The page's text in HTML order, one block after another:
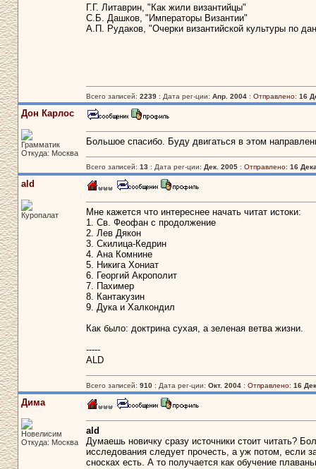
Г.Г. Литаврин, "Как жили византийцы"
С.Б. Дашков, "Императоры Византии"
А.П. Рудаков, "Очерки византийской культуры по
Всего записей: 2239: Дата рег-ции: Апр. 2004: Отправлено: 16
Дон Карлос
Грамматик
Откуда: Москва
Большое спасибо. Буду двигаться в этом
Всего записей: 13: Дата рег-ции: Дек. 2005: Отправлено: 16
ald
Куропалат
Мне кажется что интереснее начать читат истоки:
1. Св. Феофан с продолжение
2. Лев Дякон
3. Скилица-Кедрин
4. Ана Комнине
5. Никига Хониат
6. Георгий Акрополит
7. Пахимер
8. Кантакузин
9. Дука и Халкондил
Как было: доктрина сухая, а зеленая ветва жизни.
-----
ALD
Всего записей: 910: Дата рег-ции: Окт. 2004: Отправлено: 16
Дима
Новелисим
Откуда: Москва
ald
Думаешь новичку сразу источники стоит читать?
исследования следует прочесть, а уж потом, если
сносках есть. А то получается как обучение